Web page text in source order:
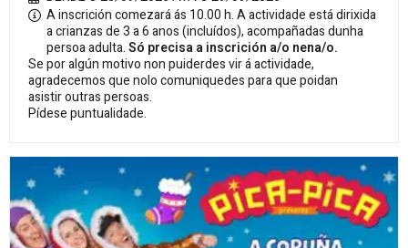
A inscrición comezará ás 10.00 h. A actividade está dirixida
a crianzas de 3 a 6 anos (incluídos), acompañadas dunha
persoa adulta.Só precisa a inscrición a/o nena/o.
Se por algún motivo non puiderdes vir á actividade,
agradecemos que nolo comuniquedes para que poidan
asistir outras persoas.
Pídese puntualidade.